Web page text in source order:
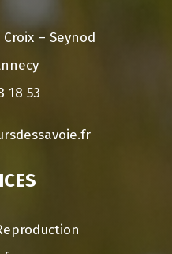
– Seynod
18 53